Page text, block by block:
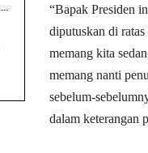
“Bapak Presiden
diputuskan di
memang kita
memang nanti
sebelum-
dalam keterangan